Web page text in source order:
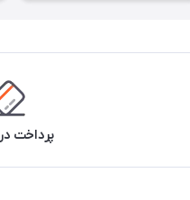
پرداخت